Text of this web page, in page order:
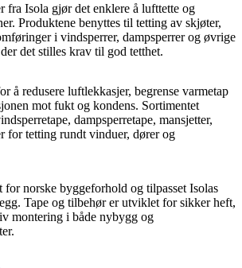
fra Isola gjør det enklere å lufttette og
Produktene benyttes til tetting av skjøter,
i vindsperrer, dampsperrer og øvrige
det stilles krav til god tetthet.
å redusere luftlekkasjer, begrense varmetap
mot fukt og kondens. Sortimentet
dampsperretape, mansjetter,
for tetting rundt vinduer, dører og
for norske byggeforhold og tilpasset Isolas
Tape og tilbehør er utviklet for sikker heft,
montering i både nybygg og